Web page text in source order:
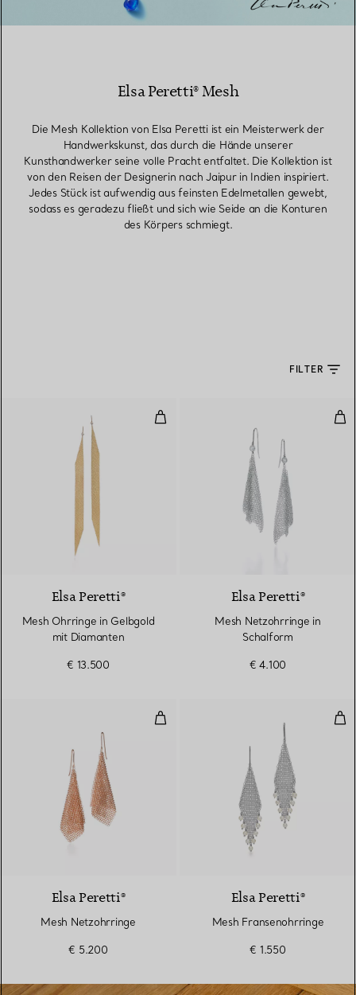
Elsa Peretti® Mesh
Die Mesh Kollektion von Elsa Peretti ist ein Meisterwerk der
Handwerkskunst, das durch die Hände unserer
Kunsthandwerker seine volle Pracht entfaltet. Die Kollektion ist
von den Reisen der Designerin nach Jaipur in Indien inspiriert.
Jedes Stück ist aufwendig aus feinsten Edelmetallen gewebt,
sodass es geradezu fließt und sich wie Seide an die Konturen
des Körpers schmiegt.
FILTER
Mesh Ohrringe in Gelbgold mit
Elsa Peretti®
Mesh Ohrringe in Gelbgold
mit Diamanten
€ 13.500
Elsa Peretti®
Mesh Netzohrringe in
Schalform
€ 4.100
Mesh Netzohrringe
Elsa Peretti®
Mesh Netzohrringe
€ 5.200
Elsa Peretti®
Mesh Fransenohrringe
€ 1.550